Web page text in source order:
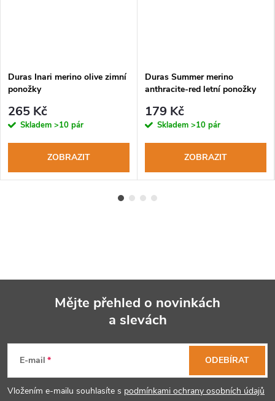
Duras Inari merino olive zimní
ponožky
265 Kč
Skladem >10 pár
ZOBRAZIT
Duras Summer merino
anthracite-red letní ponožky
179 Kč
Skladem >10 pár
ZOBRAZIT
p
Mějte přehled o novinkách
a slevách
E-mail
Vložením e-mailu souhlasíte s podmínkami ochrany osobních údajů
ODEBÍRAT